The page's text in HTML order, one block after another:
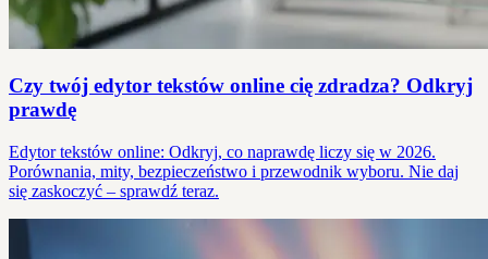
Czy twój edytor tekstów online cię zdradza? Odkryj
prawdę
Edytor tekstów online: Odkryj, co naprawdę liczy się w 2026.
Porównania, mity, bezpieczeństwo i przewodnik wyboru. Nie daj
się zaskoczyć – sprawdź teraz.